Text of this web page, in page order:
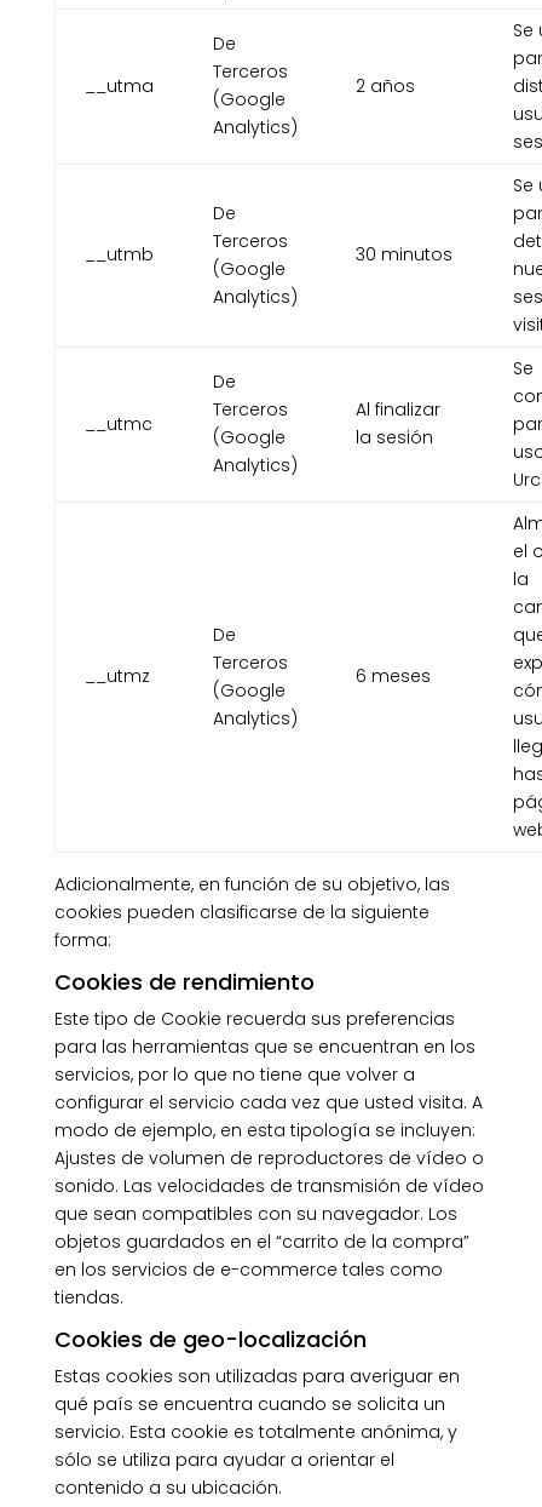
__utma
De
Terceros
(Google
Analytics)
2 años
Se
__utmb
De
Terceros
(Google
Analytics)
30 minutos
Se
__utmc
De
Terceros
(Google
Analytics)
Al finalizar
la sesión
Se
__utmz
De
Terceros
(Google
Analytics)
6 meses
el
la
Adicionalmente, en función de su objetivo, las
cookies pueden clasificarse de la siguiente
forma:
Cookies de rendimiento
Este tipo de Cookie recuerda sus preferencias
para las herramientas que se encuentran en los
servicios, por lo que no tiene que volver a
configurar el servicio cada vez que usted visita. A
modo de ejemplo, en esta tipología se incluyen:
Ajustes de volumen de reproductores de vídeo o
sonido. Las velocidades de transmisión de vídeo
que sean compatibles con su navegador. Los
objetos guardados en el “carrito de la compra”
en los servicios de e-commerce tales como
tiendas.
Cookies de geo-localización
Estas cookies son utilizadas para averiguar en
qué país se encuentra cuando se solicita un
servicio. Esta cookie es totalmente anónima, y
sólo se utiliza para ayudar a orientar el
contenido a su ubicación.